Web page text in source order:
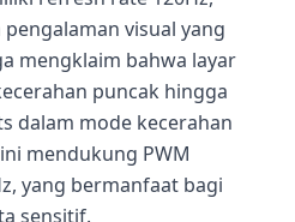
visual yang
mengklaim bahwa layar
puncak hingga
dalam mode kecerahan
mendukung PWM
yang bermanfaat bagi
sensitif.